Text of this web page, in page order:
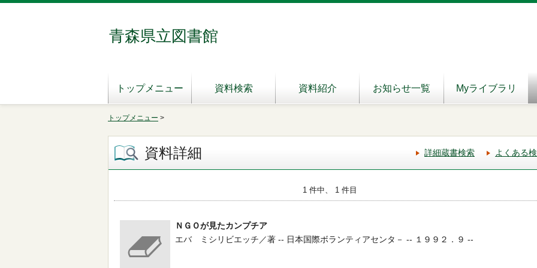
青森県立図書館
トップメニュー 資料検索 資料紹介 お知らせ一覧 Myライブラリ
トップメニュー >
資料詳細 詳細蔵書検索 よくある
1 件中、 1 件目
ＮＧＯが見たカンプチア
エバ ミシリビエッチ／著 -- 日本国際ボランティアセンタ－ -- １９９２．９ --